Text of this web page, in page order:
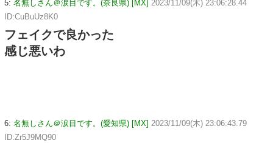
5: 名無しさん＠涙目です。(奈良県) [MX] 2023/11/09(木) 23:06:28.44
ID:CuBuUz8K0
フェイクで良かった
感じ悪いわ
6: 名無しさん＠涙目です。(愛知県) [MX] 2023/11/09(木) 23:06:43.79
ID:Zr5J9MQ90